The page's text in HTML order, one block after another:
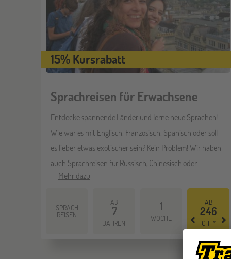
15% Kursrabatt
Sprachreisen für Erwachsene
Entdecke spannende Länder und lerne neue Sprachen!
Wie wär es mit Englisch, Französisch, Spanisch oder soll
es lieber etwas exotischer sein? Kein Problem! Wir haben
auch Sprachreisen für Russisch, Chinesisch oder...
Mehr dazu
SPRACH
REISEN
AB
7
JAHREN
1
WOCHE
AB
246
CHF*